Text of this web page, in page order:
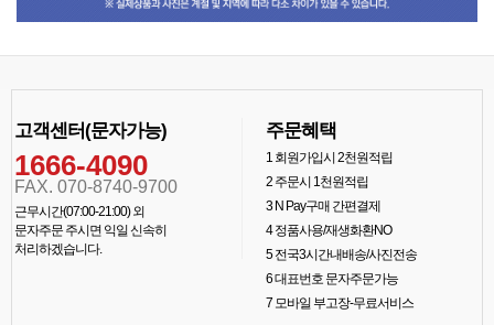
고객센터(문자가능)
1666-4090
FAX. 070-8740-9700
근무시간(07:00-21:00) 외
문자주문 주시면 익일 신속히
처리하겠습니다.
주문혜택
1회원가입시 2천원적립
2주문시 1천원적립
3N Pay구매 간편결제
4정품사용/재생화환NO
5전국3시간내배송/사진전송
6대표번호 문자주문가능
7모바일 부고장-무료서비스